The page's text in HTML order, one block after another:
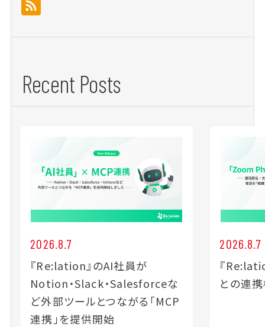
Recent Posts
2026.8.7
『Re:lation』のAI社員が
Notion・Slack・Salesforceな
ど外部ツールとつながる「MCP
連携」を提供開始
2026.8.7
『
との連